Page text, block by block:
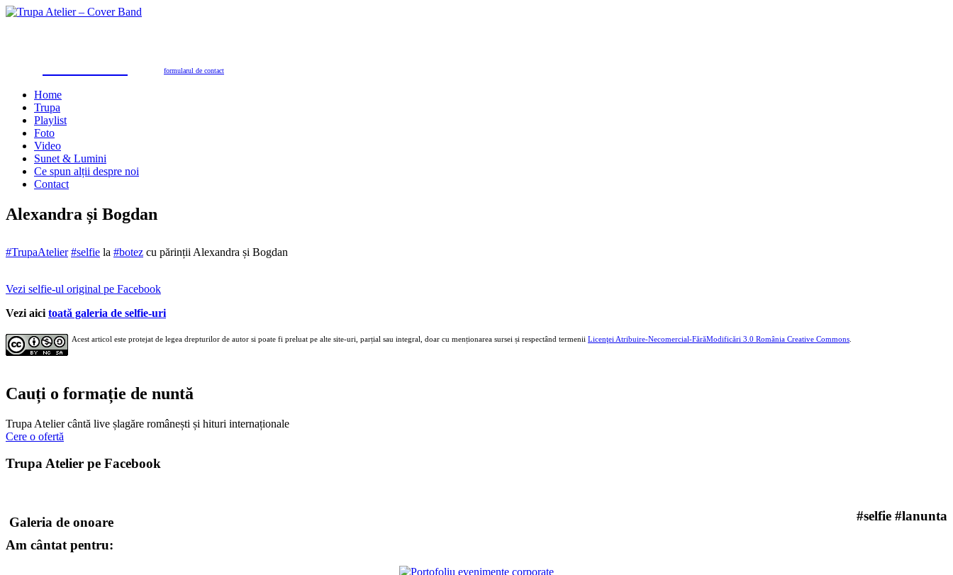
formularul de contact
Home
Trupa
Playlist
Foto
Video
Sunet & Lumini
Ce spun alții despre noi
Contact
Alexandra și Bogdan
#TrupaAtelier #selfie la #botez cu părinții Alexandra și Bogdan
Vezi selfie-ul original pe Facebook
Vezi aici toată galeria de selfie-uri
Acest articol este protejat de legea drepturilor de autor si poate fi preluat pe alte site-uri, parțial sau integral, doar cu menționarea sursei și respectând termenii Licenţei Atribuire-Necomercial-FărăModificări 3.0 România Creative Commons
Cauți o formație de nuntă
Trupa Atelier cântă live șlagăre românești și hituri internaționale
Cere o ofertă
Trupa Atelier pe Facebook
Galeria de onoare
#selfie #lanunta
Am cântat pentru: